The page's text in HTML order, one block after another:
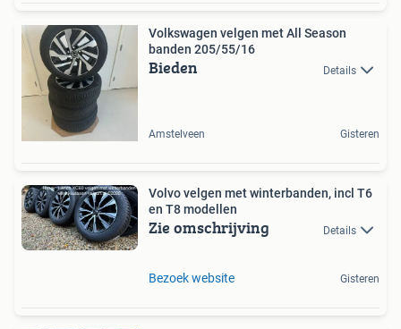
Volkswagen velgen met All Season
banden 205/55/16
Bieden Details
Amstelveen Gisteren
Volvo velgen met winterbanden, incl T6
en T8 modellen
Zie omschrijving Details
Bezoek website Gisteren